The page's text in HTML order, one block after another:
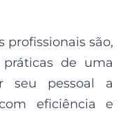
profissionais são,
de uma
seu pessoal a
eficiência e